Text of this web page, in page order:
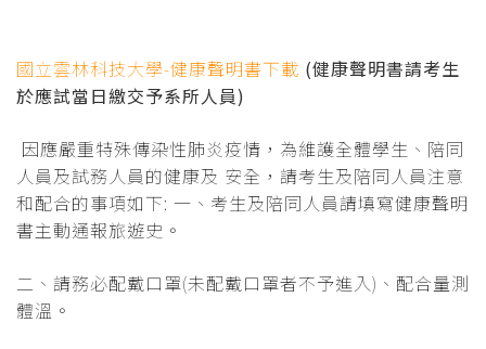
國立雲林科技大學-健康聲明書下載 (健康聲明書請考生
於應試當日繳交予系所人員)
因應嚴重特殊傳染性肺炎疫情，為維護全體學生、陪同
人員及試務人員的健康及 安全，請考生及陪同人員注意
和配合的事項如下: 一、考生及陪同人員請填寫健康聲明
書主動通報旅遊史。
二、請務必配戴口罩(未配戴口罩者不予進入)、配合量測
體溫。